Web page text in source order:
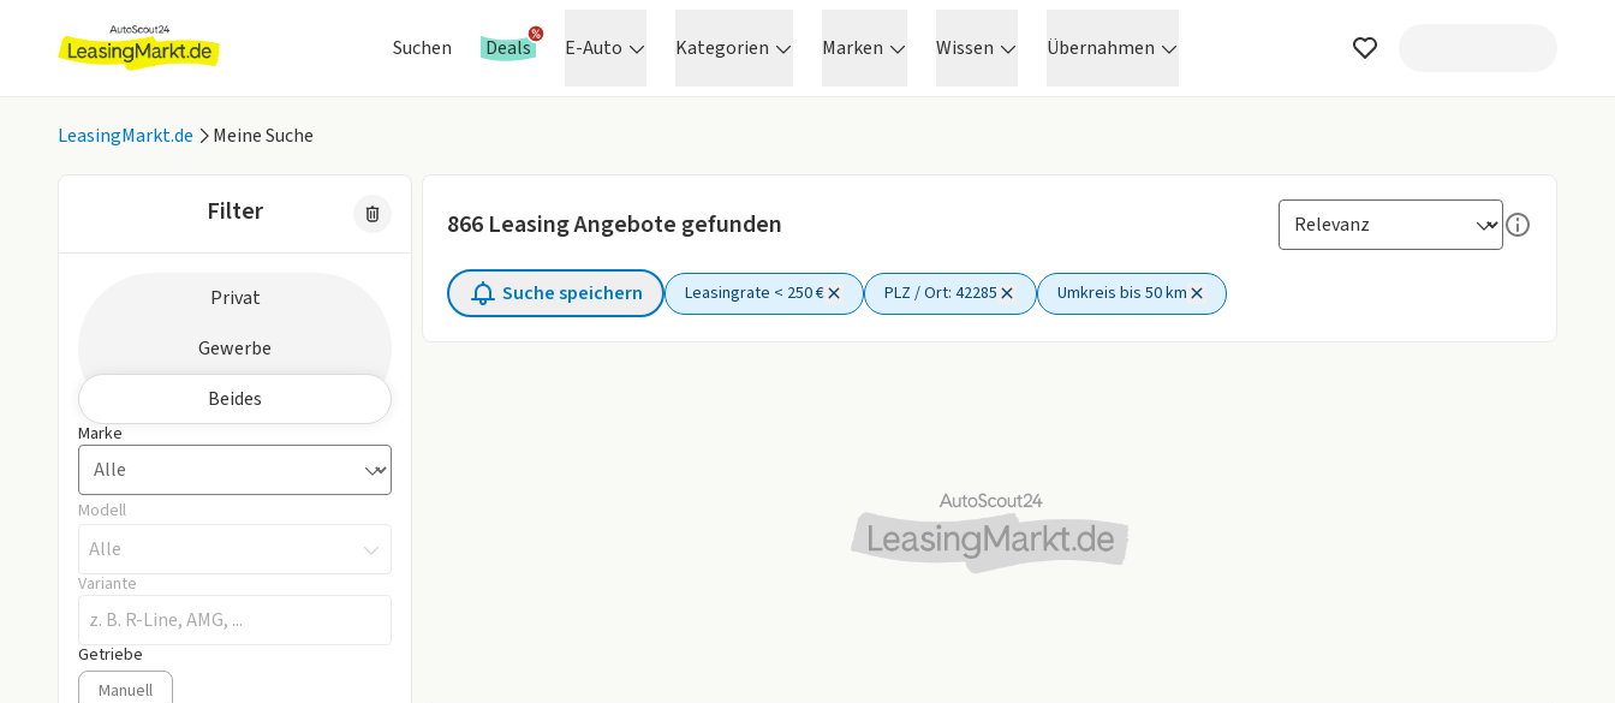
Suchen Deals E-Auto Kategorien Marken Wissen Übernahmen
LeasingMarkt.de Meine Suche
Filter
Privat
Gewerbe
Beides
Marke
Modell
Alle
Variante
Getriebe
Getriebe auswählen
Manuell
866 Leasing Angebote gefunden
Suche speichern Leasingrate < 250 € PLZ / Ort: 42285 Umkreis bis 50 km
3 aktive Filter